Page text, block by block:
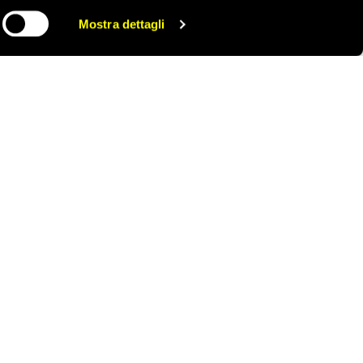
Mostra dettagli
nei confronti
considerazione per
CONDIVIDI